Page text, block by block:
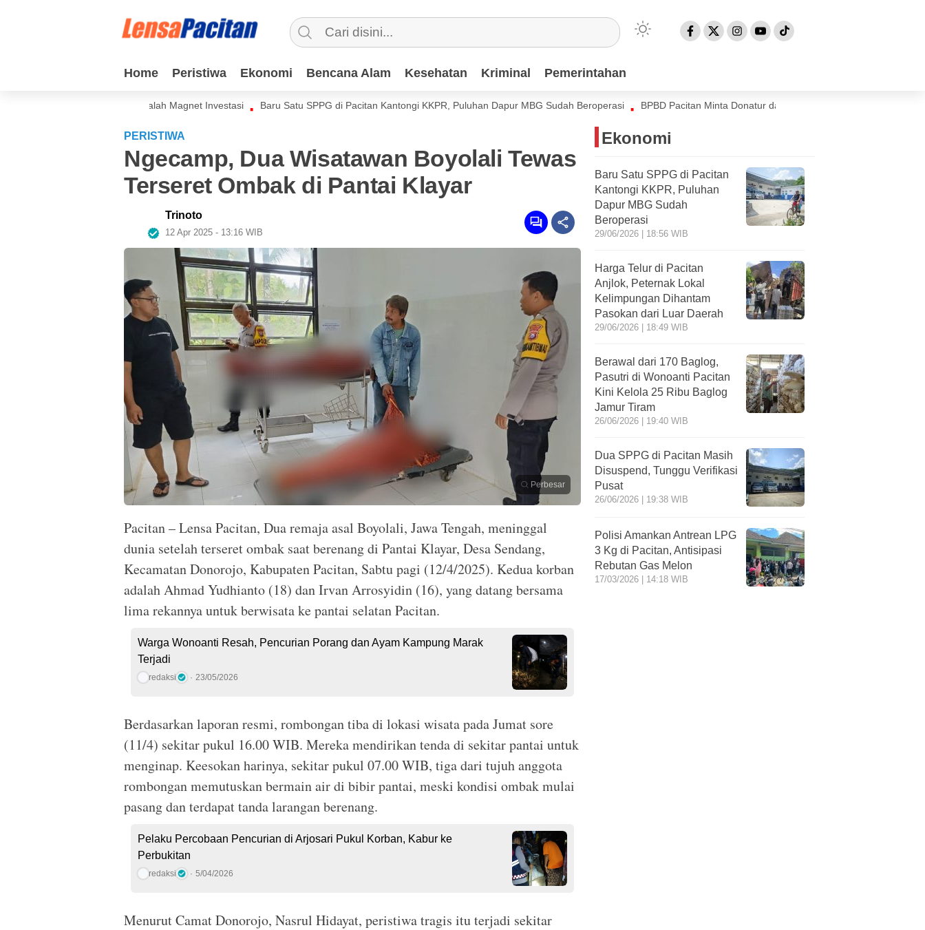
Home Peristiwa Ekonomi Bencana Alam Kesehatan Kriminal Pemerintahan
Home Peristiwa Ekonomi Bencana Alam Kesehatan Kriminal Pemerintahan
Lingkungan Bersih adalah Magnet Investasi Baru Satu SPPG di Pacitan Kantongi KKPR, Puluhan Dapur MBG Sudah Beroperasi BPBD Pacitan Minta Donatur dan Relawan Koordinasi Sebelum Droping
PERISTIWA
Ngecamp, Dua Wisatawan Boyolali Tewas
Terseret Ombak di Pantai Klayar
Trinoto
12 Apr 2025 - 13:16 WIB
Perbesar
Pacitan – Lensa Pacitan, Dua remaja asal Boyolali, Jawa Tengah, meninggal
dunia setelah terseret ombak saat berenang di Pantai Klayar, Desa Sendang,
Kecamatan Donorojo, Kabupaten Pacitan, Sabtu pagi (12/4/2025). Kedua korban
adalah Ahmad Yudhianto (18) dan Irvan Arrosyidin (16), yang datang bersama
lima rekannya untuk berwisata ke pantai selatan Pacitan.
Warga Wonoanti Resah, Pencurian Porang dan Ayam Kampung Marak
Terjadi
redaksi 23/05/2026
Berdasarkan laporan resmi, rombongan tiba di lokasi wisata pada Jumat sore
(11/4) sekitar pukul 16.00 WIB. Mereka mendirikan tenda di sekitar pantai untuk
menginap. Keesokan harinya, sekitar pukul 07.00 WIB, tiga dari tujuh anggota
rombongan memutuskan bermain air di bibir pantai, meski kondisi ombak mulai
pasang dan terdapat tanda larangan berenang.
Pelaku Percobaan Pencurian di Arjosari Pukul Korban, Kabur ke
Perbukitan
redaksi 5/04/2026
Menurut Camat Donorojo, Nasrul Hidayat, peristiwa tragis itu terjadi sekitar
Ekonomi
Baru Satu SPPG di Pacitan
Kantongi KKPR, Puluhan
Dapur MBG Sudah
Beroperasi
29/06/2026 | 18:56 WIB
Harga Telur di Pacitan
Anjlok, Peternak Lokal
Kelimpungan Dihantam
Pasokan dari Luar Daerah
29/06/2026 | 18:49 WIB
Berawal dari 170 Baglog,
Pasutri di Wonoanti Pacitan
Kini Kelola 25 Ribu Baglog
Jamur Tiram
26/06/2026 | 19:40 WIB
Dua SPPG di Pacitan Masih
Disuspend, Tunggu Verifikasi
Pusat
26/06/2026 | 19:38 WIB
Polisi Amankan Antrean LPG
3 Kg di Pacitan, Antisipasi
Rebutan Gas Melon
17/03/2026 | 14:18 WIB